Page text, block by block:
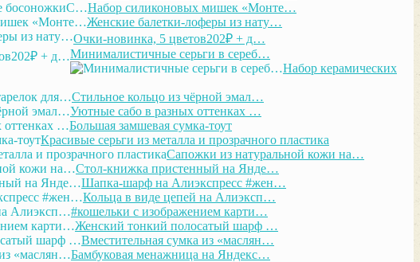
Набор силиконовых мишек «Монте…
Женские балетки-лоферы из нату…
Очки-новинка, 5 цветов202₽ + д…
Минималистичные серьги в сереб…
Набор керамических
Стильное кольцо из чёрной эмал…
Уютные сабо в разных оттенках …
Большая замшевая сумка-тоут
Красивые серьги из металла и прозрачного пластика
Сапожки из натуральной кожи на…
Стол-книжка пристенный на Янде…
Шапка-шарф на Алиэкспресс #жен…
Кольца в виде цепей на Алиэксп…
#кошельки с изображением карти…
Женский тонкий полосатый шарф …
Вместительная сумка из «маслян…
Бамбуковая менажница на Яндекс…